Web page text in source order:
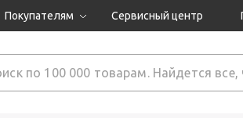
Покупателям
Как оформить заказ?
Сервисный центр